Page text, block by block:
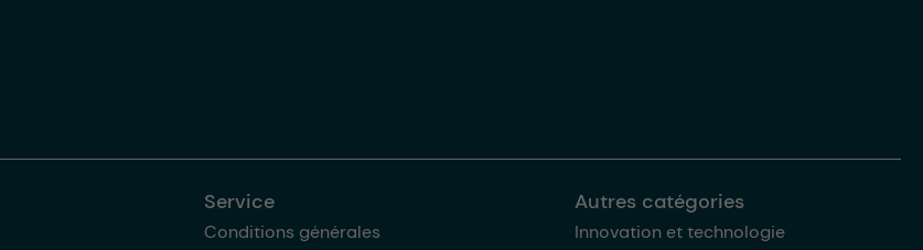
Service
Conditions générales
Autres catégories
Innovation et technologie